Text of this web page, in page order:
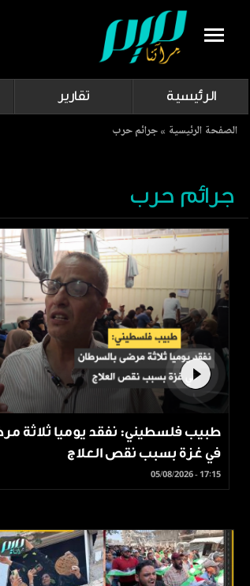
الرئيسية تقارير
Breadcrumb
الصفحة الرئيسية جرائم حرب
جرائم حرب
طبيب فلسطيني: نفقد يوميا ثلاثة
في غزة بسبب نقص العلاج
05/08/2026 - 17:15